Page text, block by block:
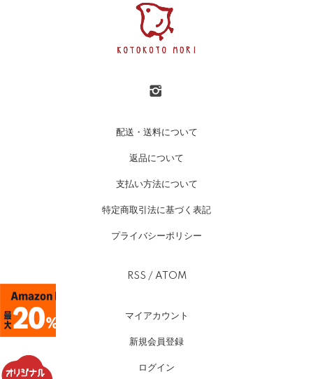
配送・送料について
返品について
支払い方法について
特定商取引法に基づく表記
プライバシーポリシー
RSS / ATOM
マイアカウント
新規会員登録
ログイン